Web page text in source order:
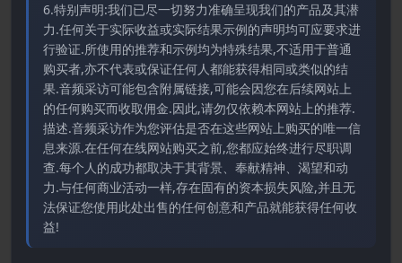
6.特别声明:我们已尽一切努力准确呈现我们的产品及其潜
力.任何关于实际收益或实际结果示例的声明均可应要求进
行验证.所使用的推荐和示例均为特殊结果,不适用于普通
购买者,亦不代表或保证任何人都能获得相同或类似的结
果.音频采访可能包含附属链接,可能会因您在后续网站上
的任何购买而收取佣金.因此,请勿仅依赖本网站上的推荐.
描述.音频采访作为您评估是否在这些网站上购买的唯一信
息来源.在任何在线网站购买之前,您都应始终进行尽职调
查.每个人的成功都取决于其背景、奉献精神、渴望和动
力.与任何商业活动一样,存在固有的资本损失风险,并且无
法保证您使用此处出售的任何创意和产品就能获得任何收
益!